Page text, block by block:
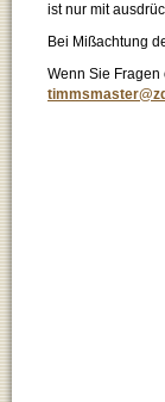
ist nur mit
Bei Mißachtung
Wenn Sie